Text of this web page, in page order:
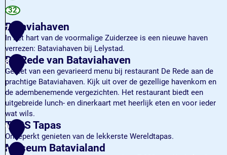
a
s
s
e
n
J
m
m
e
r
l
a
n
d
L
e
l
y
s
t
a
d
e
m
a
a
l
W
o
r
t
m
a
n
32
7
Bataviahaven
In het hart van de voormalige Zuiderzee is een nieuwe haven
verrezen: Bataviahaven bij Lelystad.
B
a
t
a
v
i
a
h
a
8
De Rede van Bataviahaven
Geniet van een gevarieerd menu bij restaurant De Rede aan de
prachtige Bataviahaven. Kijk uit over de gezellige havenkom en
de adembenemende vergezichten. Het restaurant biedt een
uitgebreide lunch- en dinerkaart met heerlijk eten en voor ieder
wat wils.
D
e
R
9
TR3S Tapas
Onbeperkt genieten van de lekkerste Wereldtapas.
T
1
Museum Batavialand